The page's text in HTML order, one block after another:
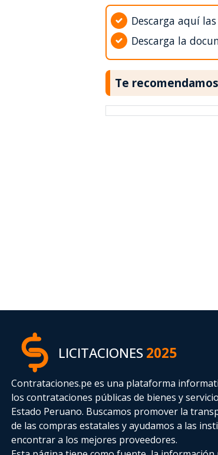
Descarga aquí
Descarga la
Te
LICITACIONES2025
Contrataciones.pe es una plataforma
los contrataciones públicas de bienes y
Estado Peruano. Buscamos promover la
de las compras estatalesy ayudamos a las
encontrar a los mejores proveedores.